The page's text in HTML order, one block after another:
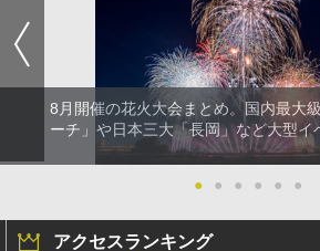
8月開催の花火大会まとめ。国内最大
ーチ」や日本三大「長岡」など大型イ
● ● ● ● ● ●
アクセスランキング